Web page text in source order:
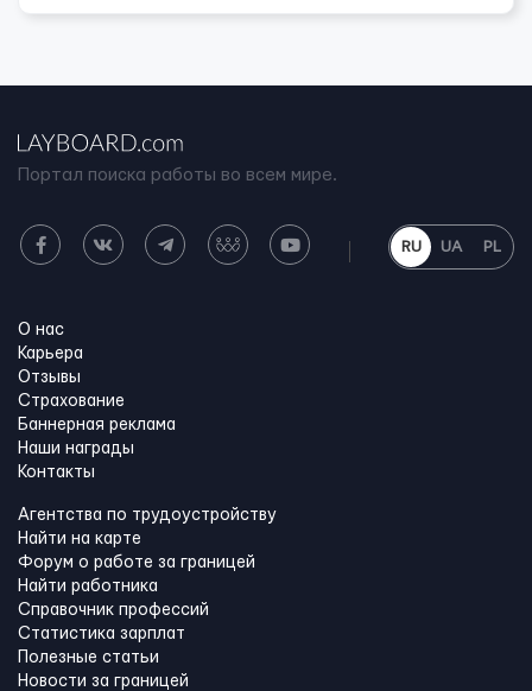
Портал поиска работы во всем мире.
RU UA PL
О нас
Карьера
Отзывы
Страхование
Баннерная реклама
Наши награды
Контакты
Агентства по трудоустройству
Найти на карте
Форум о работе за границей
Найти работника
Справочник профессий
Статистика зарплат
Полезные статьи
Новости за границей